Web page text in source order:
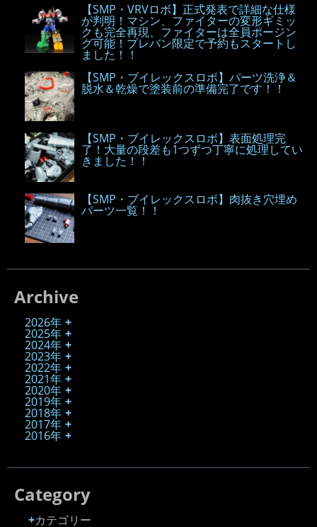
【SMP・VRVロボ】正式発表で詳細な仕様
が判明！マシン、ファイターの変形ギミッ
クも完全再現、ファイターは全員ポージン
グ可能！プレバン限定で予約もスタートし
ました！！
【SMP・ブイレックスロボ】パーツ洗浄＆
脱水＆乾燥で塗装前の準備完了です！！
【SMP・ブイレックスロボ】表面処理完
了！大量の段差も1つずつ丁寧に処理してい
きました！！
【SMP・ブイレックスロボ】肉抜き穴埋め
パーツ一覧！！
Archive
2026年
2025年
2024年
2023年
2022年
2021年
2020年
2019年
2018年
2017年
2016年
Category
カテゴリー